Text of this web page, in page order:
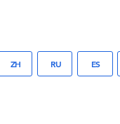
ZH RU ES